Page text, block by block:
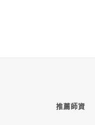
推薦師資